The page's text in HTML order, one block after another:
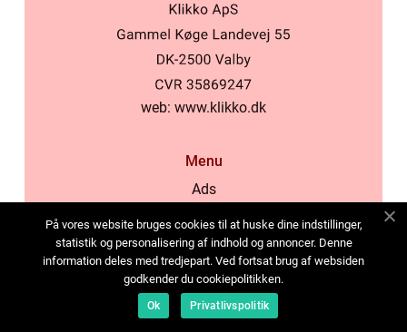
web: www.klikko.dk
Menu
Ads
Cookies
Contact
Sitemap
På vores website bruges cookies til at huske dine indstillinger,
statistik og personalisering af indhold og annoncer. Denne
information deles med tredjepart. Ved fortsat brug af websiden
godkender du cookiepolitikken.
Ok Privatlivspolitik